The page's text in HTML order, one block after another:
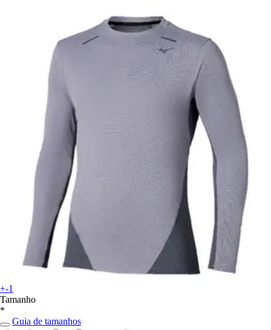
+-1
Tamanho
*
Guia de tamanhos